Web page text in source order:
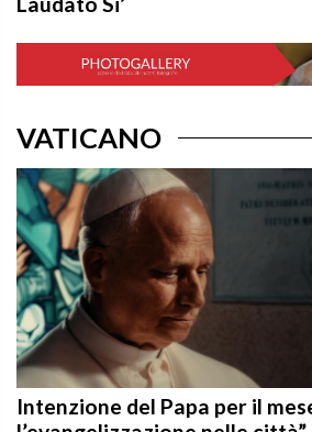
Intenzione del Papa per il
l’evangelizzazione nelle città”